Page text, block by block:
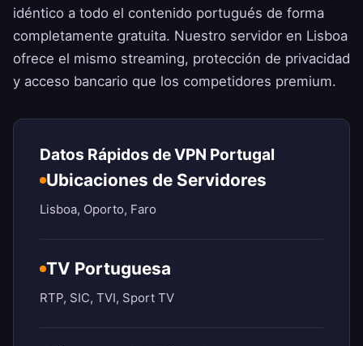
idéntico a todo el contenido portugués de forma
completamente gratuita. Nuestro servidor en Lisboa
ofrece el mismo streaming, protección de privacidad
y acceso bancario que los competidores premium.
Datos Rápidos de VPN Portugal
Ubicaciones de Servidores
Lisboa, Oporto, Faro
TV Portuguesa
RTP, SIC, TVI, Sport TV